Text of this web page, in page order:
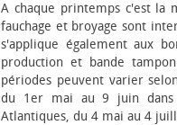
A chaque printemps c'est la
fauchage et broyage sont
s'applique également aux
production et bande
périodes peuvent varier
du 1er mai au 9 juin dans
Atlantiques, du 4 mai au 4